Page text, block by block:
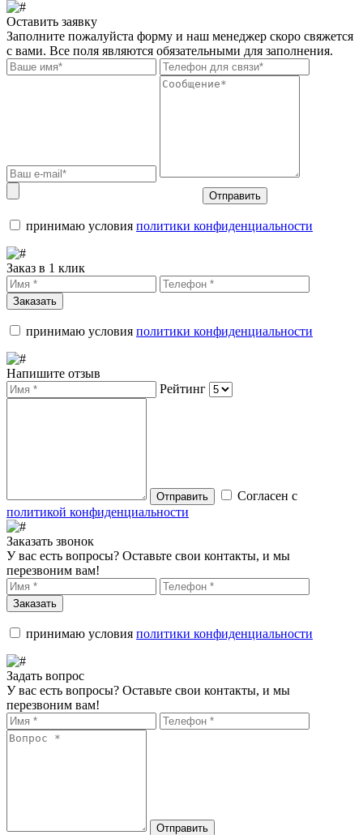
Оставить заявку
Заполните пожалуйста форму и наш менеджер скоро свяжется
с вами. Все поля являются обязательными для заполнения.
Отправить
принимаю условия политики конфиденциальности
Заказ в 1 клик
Заказать
принимаю условия политики конфиденциальности
Напишите отзыв
Рейтинг
Отправить
Согласен с
политикой конфиденциальности
Заказать звонок
У вас есть вопросы? Оставьте свои контакты, и мы
перезвоним вам!
Заказать
принимаю условия политики конфиденциальности
Задать вопрос
У вас есть вопросы? Оставьте свои контакты, и мы
перезвоним вам!
Отправить